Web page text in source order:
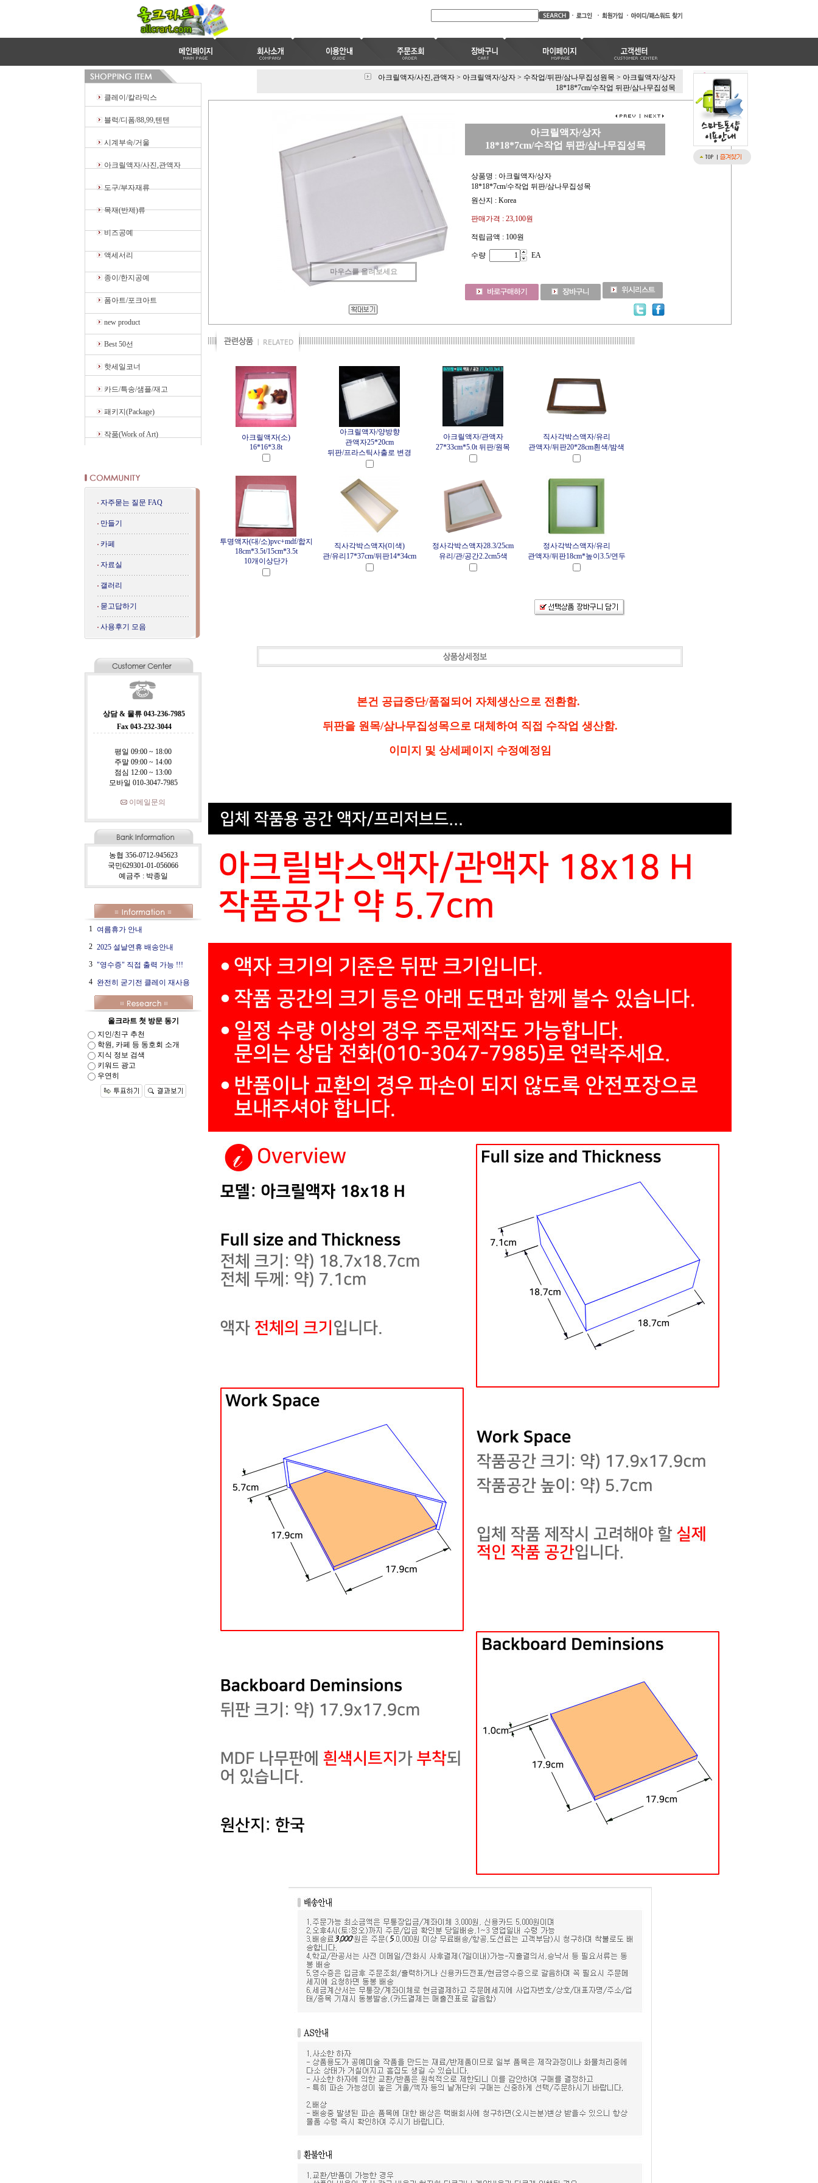
클레이/칼라믹스
블럭/디폼/88,99,텐텐
시계부속/거울
아크릴액자/사진,관액자
도구/부자재류
목재(반제)류
비즈공예
액세서리
종이/한지공예
폼아트/포크아트
new product
Best 50선
핫세일코너
카드/특송/샘플/재고
패키지(Package)
작품(Work of Art)
자주묻는 질문 FAQ
만들기
카페
자료실
갤러리
묻고답하기
사용후기 모음
상담 & 물류 043-236-7985
Fax 043-232-3044
평일 09:00 ~ 18:00
주말 09:00 ~ 14:00
점심 12:00 ~ 13:00
모바일 010-3047-7985
이메일문의
농협 356-0712-945623
국민629301-01-056066
예금주 : 박종일
1 여름휴가 안내
2 2025 설날연휴 배송안내
3 "영수증" 직접 출력 가능 !!!
4 완전히 굳기전 클레이 재사용
올크라트 첫 방문 동기
지인/친구 추천
학원, 카페 등 동호회 소개
지식 정보 검색
키워드 광고
우연히
아크릴액자/사진,관액자 > 아크릴액자/상자 > 수작업/뒤판/삼나무집성원목 > 아크릴액자/상자
18*18*7cm/수작업 뒤판/삼나무집성목
마우스를 올려보세요
아크릴액자/상자
18*18*7cm/수작업 뒤판/삼나무집성목
상품명 : 아크릴액자/상자
18*18*7cm/수작업 뒤판/삼나무집성목
원산지 : Korea
판매가격 : 23,100원
적립금액 : 100원
수량 EA
아크릴액자(소)
16*16*3.8t
아크릴액자/양방향
관액자25*20cm
뒤판/프라스틱사출로 변경
아크릴액자/관액자
27*33cm*5.0t 뒤판/원목
직사각박스액자/유리
관액자/뒤판20*28cm흰색/밤색
투명액자(대/소)pvc+mdf/합지
18cm*3.5t/15cm*3.5t
10개이상단가
직사각박스액자(미색)
관/유리17*37cm/뒤판14*34cm
정사각박스액자28.3/25cm
유리/관/공간2.2cm5색
정사각박스액자/유리
관액자/뒤판18cm*높이3.5/연두
본건 공급중단/품절되어 자체생산으로 전환함.
뒤판을 원목/삼나무집성목으로 대체하여 직접 수작업 생산함.
이미지 및 상세페이지 수정예정임